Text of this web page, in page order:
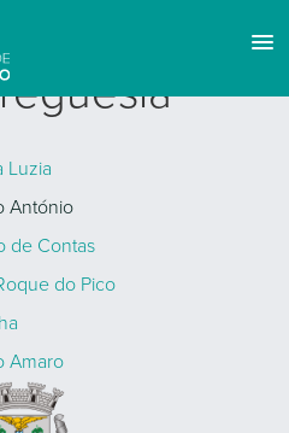
Luzia
António
de Contas
do Pico
Amaro